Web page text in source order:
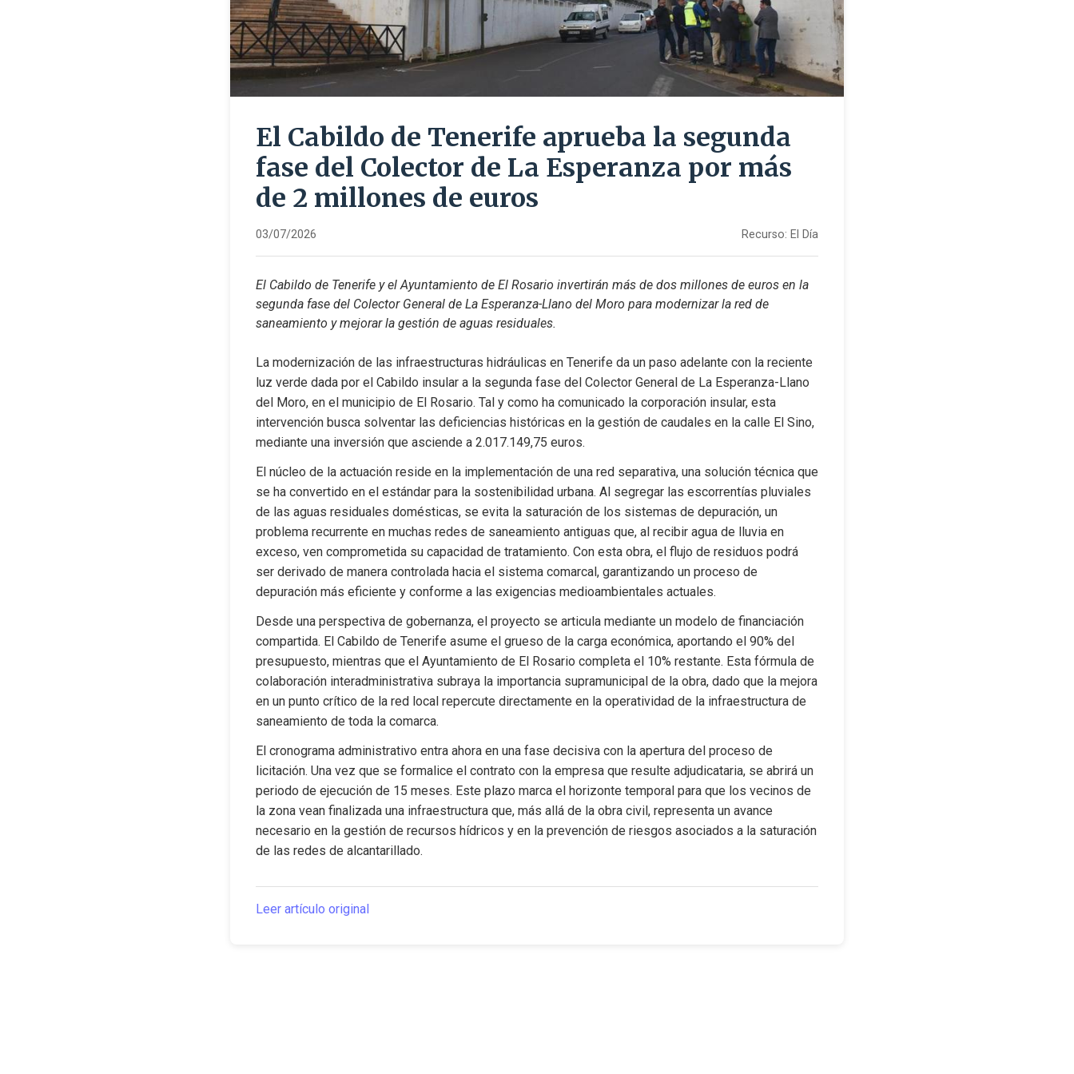
El Cabildo de Tenerife aprueba la segunda
fase del Colector de La Esperanza por más
de 2 millones de euros
03/07/2026 Recurso: El Día
El Cabildo de Tenerife y el Ayuntamiento de El Rosario invertirán más de dos millones de euros en la
segunda fase del Colector General de La Esperanza-Llano del Moro para modernizar la red de
saneamiento y mejorar la gestión de aguas residuales.
La modernización de las infraestructuras hidráulicas en Tenerife da un paso adelante con la reciente
luz verde dada por el Cabildo insular a la segunda fase del Colector General de La Esperanza-Llano
del Moro, en el municipio de El Rosario. Tal y como ha comunicado la corporación insular, esta
intervención busca solventar las deficiencias históricas en la gestión de caudales en la calle El Sino,
mediante una inversión que asciende a 2.017.149,75 euros.
El núcleo de la actuación reside en la implementación de una red separativa, una solución técnica que
se ha convertido en el estándar para la sostenibilidad urbana. Al segregar las escorrentías pluviales
de las aguas residuales domésticas, se evita la saturación de los sistemas de depuración, un
problema recurrente en muchas redes de saneamiento antiguas que, al recibir agua de lluvia en
exceso, ven comprometida su capacidad de tratamiento. Con esta obra, el flujo de residuos podrá
ser derivado de manera controlada hacia el sistema comarcal, garantizando un proceso de
depuración más eficiente y conforme a las exigencias medioambientales actuales.
Desde una perspectiva de gobernanza, el proyecto se articula mediante un modelo de financiación
compartida. El Cabildo de Tenerife asume el grueso de la carga económica, aportando el 90% del
presupuesto, mientras que el Ayuntamiento de El Rosario completa el 10% restante. Esta fórmula de
colaboración interadministrativa subraya la importancia supramunicipal de la obra, dado que la mejora
en un punto crítico de la red local repercute directamente en la operatividad de la infraestructura de
saneamiento de toda la comarca.
El cronograma administrativo entra ahora en una fase decisiva con la apertura del proceso de
licitación. Una vez que se formalice el contrato con la empresa que resulte adjudicataria, se abrirá un
periodo de ejecución de 15 meses. Este plazo marca el horizonte temporal para que los vecinos de
la zona vean finalizada una infraestructura que, más allá de la obra civil, representa un avance
necesario en la gestión de recursos hídricos y en la prevención de riesgos asociados a la saturación
de las redes de alcantarillado.
Leer artículo original